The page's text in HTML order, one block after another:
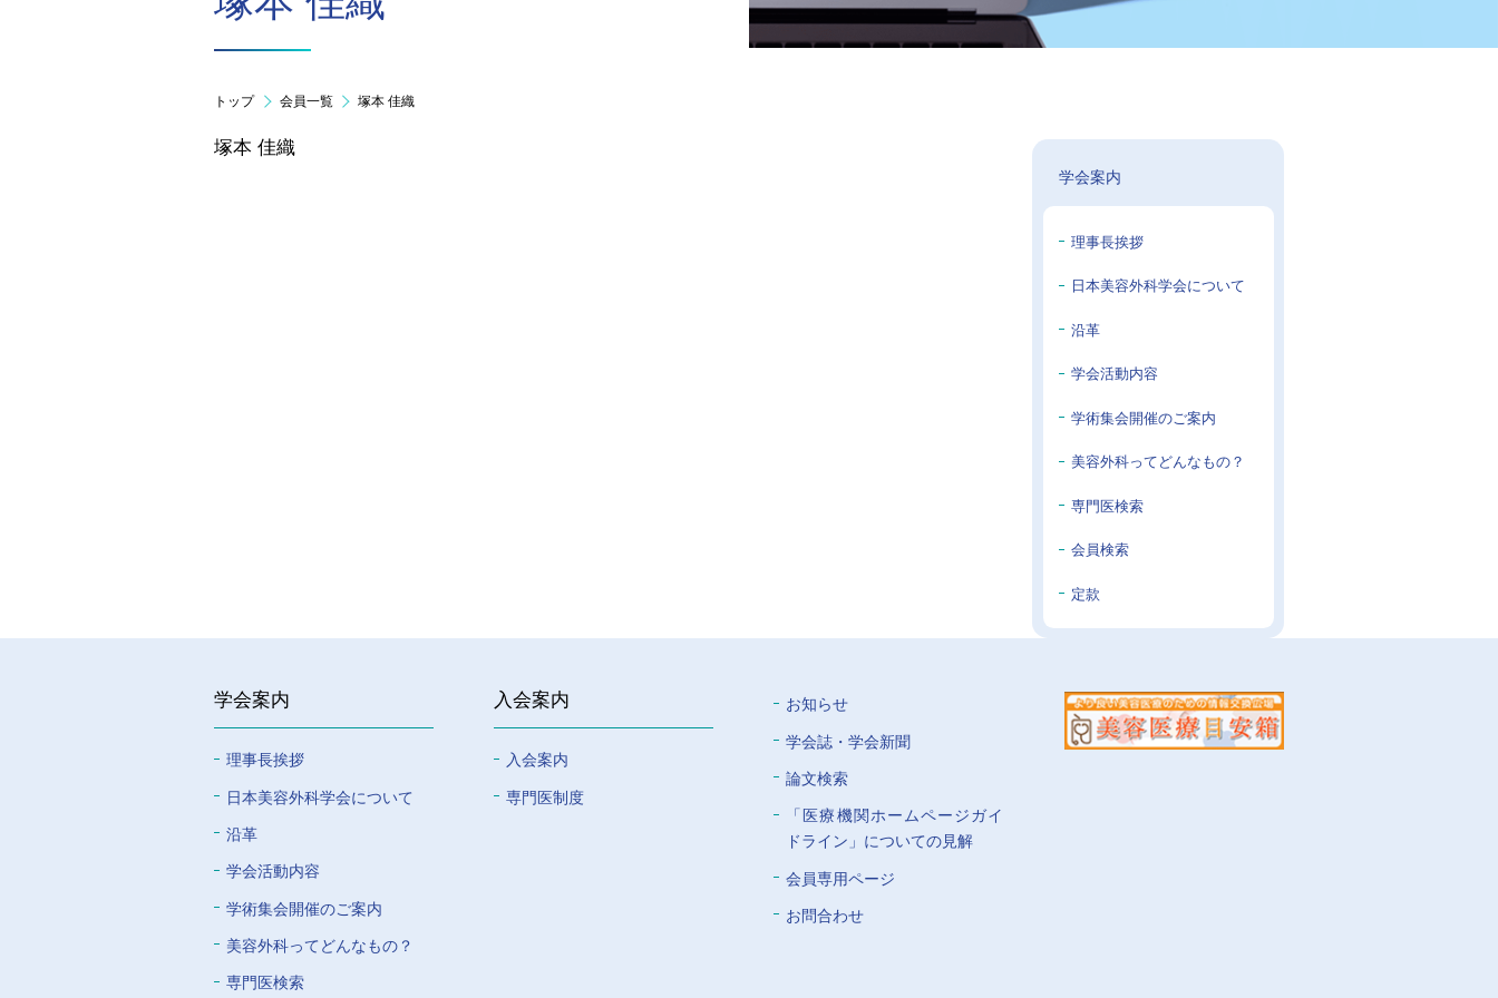
トップ 会員一覧 塚本 佳織
学会案内
理事長挨拶
日本美容外科学会について
沿革
学会活動内容
学術集会開催のご案内
美容外科ってどんなもの？
専門医検索
会員検索
定款
塚本 佳織
学会案内
理事長挨拶
⽇本美容外科学会について
沿革
学会活動内容
学術集会開催のご案内
美容外科ってどんなもの？
専門医検索
入会案内
入会案内
専門医制度
お知らせ
学会誌・学会新聞
論文検索
「医療機関ホームページガイ
ドライン」についての⾒解
会員専⽤ページ
お問合わせ